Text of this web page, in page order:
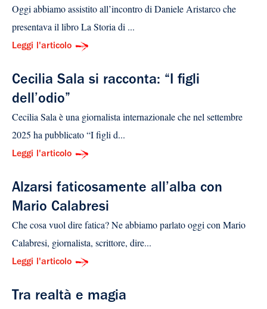
Oggi abbiamo assistito all’incontro di Daniele Aristarco che
presentava il libro La Storia di ...
Leggi l'articolo
Cecilia Sala si racconta: “I figli
dell’odio”
Cecilia Sala è una giornalista internazionale che nel settembre
2025 ha pubblicato “I figli d...
Leggi l'articolo
Alzarsi faticosamente all’alba con
Mario Calabresi
Che cosa vuol dire fatica? Ne abbiamo parlato oggi con Mario
Calabresi, giornalista, scrittore, dire...
Leggi l'articolo
Tra realtà e magia